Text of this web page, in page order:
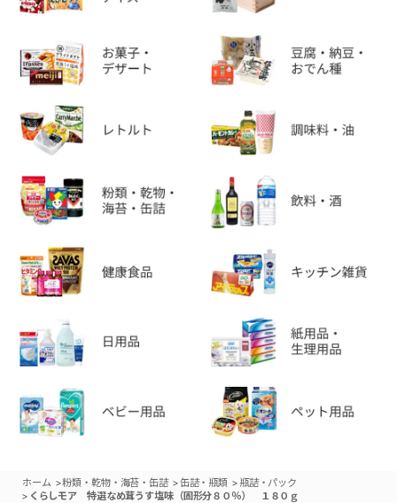
ホーム >粉類・乾物・海苔・缶詰 >缶詰・瓶類 >瓶詰・パック
> くらしモア 特選なめ茸うす塩味（固形分８０％） １８０ｇ